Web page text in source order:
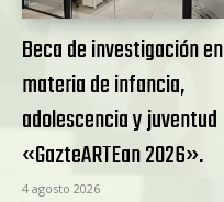
Beca de investigación en
materia de infancia,
adolescencia y juventud
«GazteARTEan 2026».
4 agosto 2026